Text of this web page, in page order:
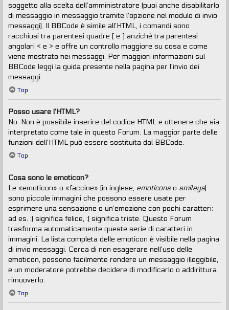
soggetto alla scelta dell’amministratore (puoi anche disabilitarlo
di messaggio in messaggio tramite l’opzione nel modulo di invio
messaggi). Il BBCode è simile all’HTML, i comandi sono
racchiusi tra parentesi quadre [ e ] anziché tra parentesi
angolari < e > e offre un controllo maggiore su cosa e come
viene mostrato nei messaggi. Per maggiori informazioni sul
BBCode leggi la guida presente nella pagina per l’invio dei
messaggi.
Top
Posso usare l’HTML?
No. Non è possibile inserire del codice HTML e ottenere che sia
interpretato come tale in questo Forum. La maggior parte delle
funzioni dell’HTML può essere sostituita dal BBCode.
Top
Cosa sono le emoticon?
Le «emoticon» o «faccine» (in inglese, emoticonso smileys)
sono piccole immagini che possono essere usate per
esprimere una sensazione o un’emozione con pochi caratteri;
ad es. :) significa felice, :( significa triste. Questo Forum
trasforma automaticamente queste serie di caratteri in
immagini. La lista completa delle emoticon è visibile nella pagina
di invio messaggi. Cerca di non esagerare nell’uso delle
emoticon, possono facilmente rendere un messaggio illeggibile,
e un moderatore potrebbe decidere di modificarlo o addirittura
rimuoverlo.
Top